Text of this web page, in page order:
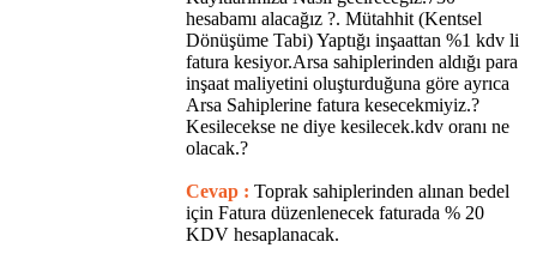
hesabamı alacağız ?. Mütahhit (Kentsel
Dönüşüme Tabi) Yaptığı inşaattan %1 kdv li
fatura kesiyor.Arsa sahiplerinden aldığı para
inşaat maliyetini oluşturduğuna göre ayrıca
Arsa Sahiplerine fatura kesecekmiyiz.?
Kesilecekse ne diye kesilecek.kdv oranı ne
olacak.?
Cevap : Toprak sahiplerinden alınan bedel
için Fatura düzenlenecek faturada % 20
KDV hesaplanacak.